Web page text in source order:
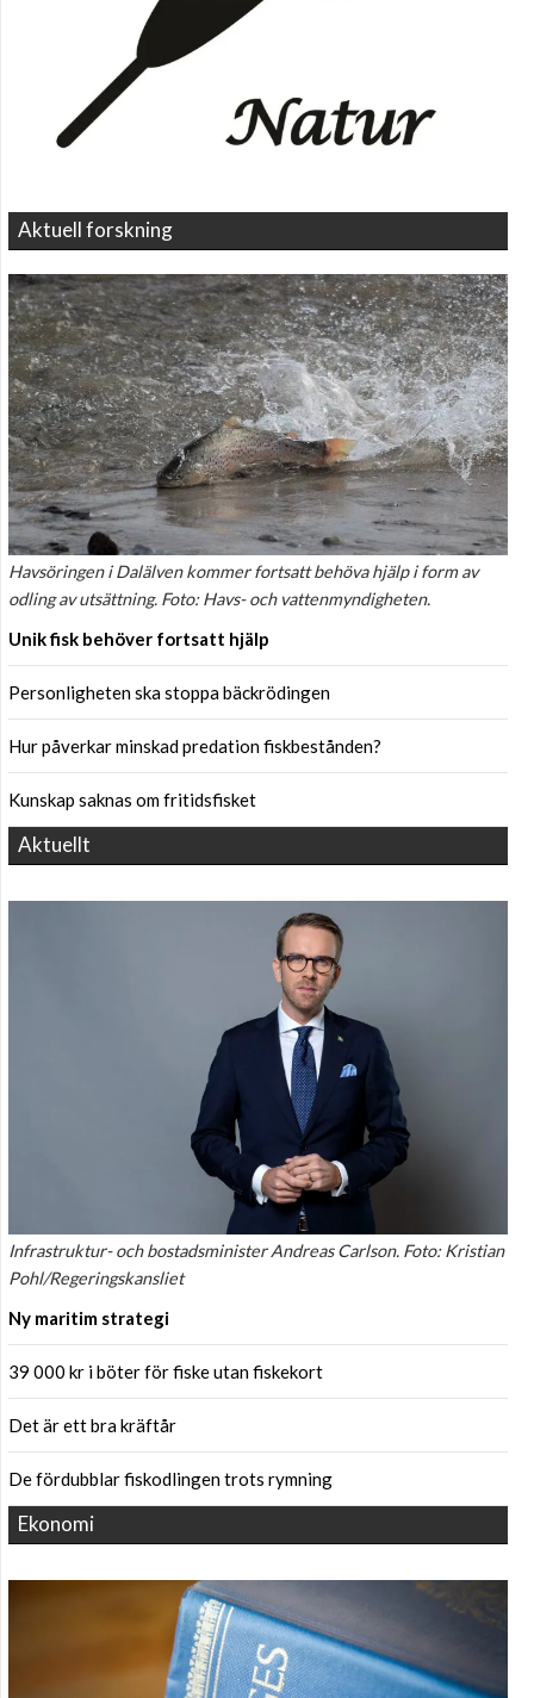
Aktuell forskning
Havsöringen i Dalälven kommer fortsatt behöva hjälp i form av
odling av utsättning. Foto: Havs- och vattenmyndigheten.
Unik fisk behöver fortsatt hjälp
Personligheten ska stoppa bäckrödingen
Hur påverkar minskad predation fiskbestånden?
Kunskap saknas om fritidsfisket
Aktuellt
Infrastruktur- och bostadsminister Andreas Carlson. Foto: Kristian
Pohl/Regeringskansliet
Ny maritim strategi
39 000 kr i böter för fiske utan fiskekort
Det är ett bra kräftår
De fördubblar fiskodlingen trots rymning
Ekonomi